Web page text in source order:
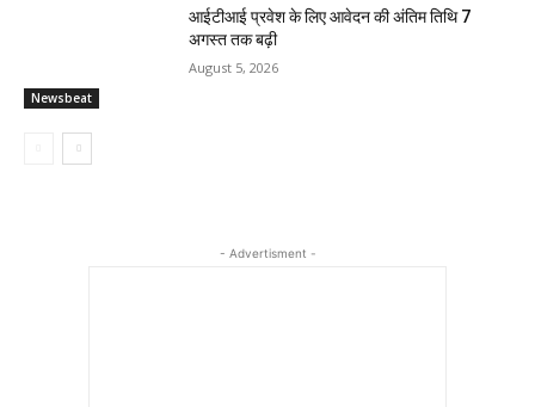
Newsbeat
आईटीआई प्रवेश के लिए आवेदन की अंतिम तिथि 7
अगस्त तक बढ़ी
August 5, 2026
- Advertisment -